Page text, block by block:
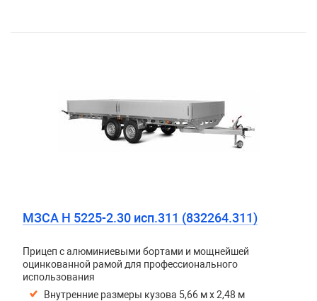
МЗСА H 5225-2.30 исп.311 (832264.311)
Прицеп с алюминиевыми бортами и мощнейшей
оцинкованной рамой для профессионального
использования
Внутренние размеры кузова 5,66 м х 2,48 м